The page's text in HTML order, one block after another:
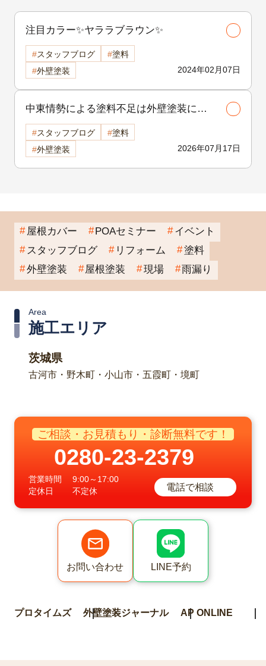
注目カラー✨ヤララブラウン✨
2024年02月07日
スタッフブログ
塗料
外壁塗装
中東情勢による塗料不足は外壁塗装に影
響する？古河市で工事を検討中の方へ
2026年07月17日
スタッフブログ
塗料
外壁塗装
屋根カバー POAセミナー
イベント
スタッフブログ
リフォーム
塗料
外壁塗装
屋根塗装 現場 雨漏り
施工エリア
Area
茨城県
古河市・野木町・小山市・五霞町・境町
ご相談・お見積もり・診断無料です！
0280-23-2379
営業時間
9:00～17:00
定休日
不定休 電話で相談
お問い合わせ LINE予約
プロタイムズ 外壁塗装ジャーナル AP ONLINE